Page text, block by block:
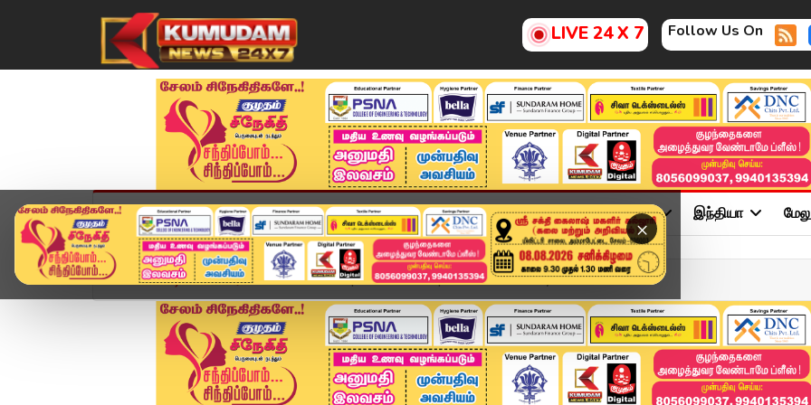
LIVE 24 X 7 Follow Us On
×
முகப்பு விளையாட்டு அண்மை தமிழ்நாடு சினிமா அரசியல் விளையாட்டு இந்தியா
Home வீடியோ ஸ்டோரி District News | 07 APR 2026 | Tamil News Today ...